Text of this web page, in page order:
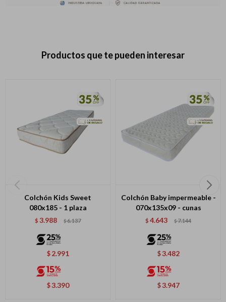
Productos que te pueden interesar
Colchón Kids Sweet
080x185 - 1 plaza
$ 3.988 $6.137
$ 2.991
$3.390
Colchón Baby impermeable -
070x135x09 - cunas
$ 4.643 $7.144
$3.482
$3.947